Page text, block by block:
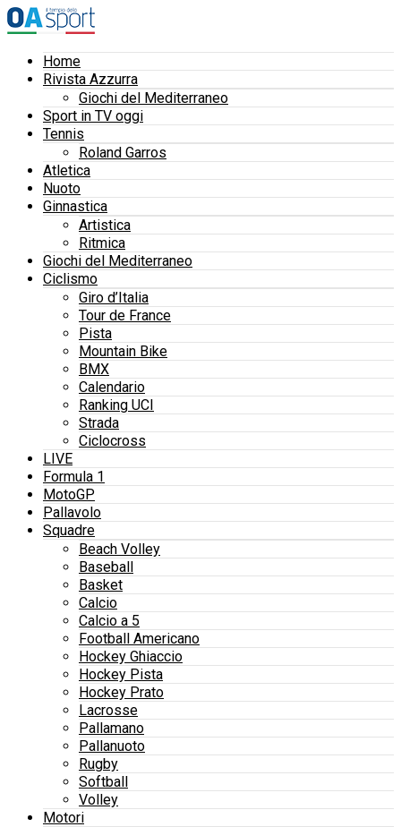
Home
Rivista Azzurra
Giochi del Mediterraneo
Sport in TV oggi
Tennis
Roland Garros
Atletica
Nuoto
Ginnastica
Artistica
Ritmica
Giochi del Mediterraneo
Ciclismo
Giro d’Italia
Tour de France
Pista
Mountain Bike
BMX
Calendario
Ranking UCI
Strada
Ciclocross
LIVE
Formula 1
MotoGP
Pallavolo
Squadre
Beach Volley
Baseball
Basket
Calcio
Calcio a 5
Football Americano
Hockey Ghiaccio
Hockey Pista
Hockey Prato
Lacrosse
Pallamano
Pallanuoto
Rugby
Softball
Volley
Motori